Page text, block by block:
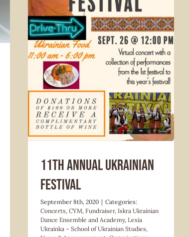
Concerts CYM Fundraiser Iskra Ukrainian
Dance Ensemble and Academy Lesia
Ukrainka – School of Ukrainian Studies
News & Announcement Organizations
Plast Selfreliance Federal Credit Union
11th Annual Ukrainian
Festival
September 8th, 2020 | Categories:
Concerts, CYM, Fundraiser, Iskra Ukrainian
Dance Ensemble and Academy, Lesia
Ukrainka – School of Ukrainian Studies,